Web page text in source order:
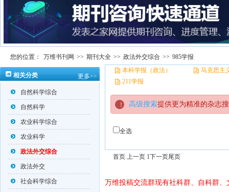
您的位置： 万维书刊网 >> 期刊大全 >> 政法外交综合 >> 985学报
相关分类 更多>>
自然科学综合
自然科学
农业科学综合
农业科学
政法外交综合
政法外交
社会科学综合
本科学报（政法）
马克思主
211学报
高级搜索提供更为精准的杂志
全选
首页 上一页 1下一页尾页
万维投稿交流群现有社科群、自科群